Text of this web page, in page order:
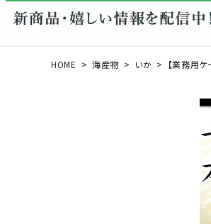
佃煮
ACCOUNT MENU
ログイン 会員登録
HOME 海産物 いか 【業務用